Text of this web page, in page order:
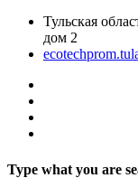
Тульская
дом 2
Type what you are